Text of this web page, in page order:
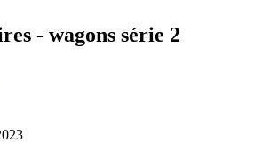
- wagons série 2